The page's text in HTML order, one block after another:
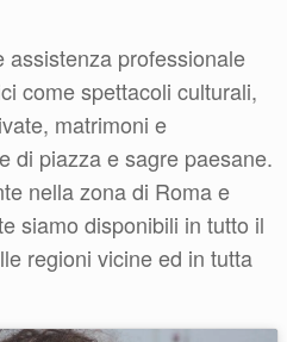
assistenza professionale
come spettacoli culturali,
matrimoni e
di piazza e sagre paesane.
nella zona di Roma e
siamo disponibili in tutto il
regioni vicine ed in tutta